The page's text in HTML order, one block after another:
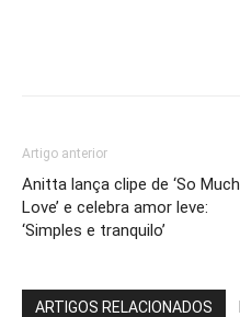
Artigo anterior
Anitta lança clipe de ‘So Much
Love’ e celebra amor leve:
‘Simples e tranquilo’
ARTIGOS RELACIONADOS